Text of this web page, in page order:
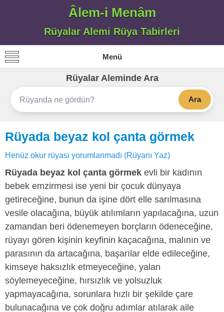
Âlem-i Menâm
Rüyalar Alemi Rüya Tabirleri
Menü
Rüyalar Aleminde Ara
Ara
Rüyada beyaz kol çanta görmek
Henüz okur rüyası yorumlanmadı (Rüyanı Yaz)
Rüyada beyaz kol çanta görmek evli bir kadının
bebek emzirmesi ise yeni bir çocuk dünyaya
getireceğine, bunun da işine dört elle sarılmasına
vesile olacağına, büyük atılımların yapılacağına, uzun
zamandan beri ödenemeyen borçların ödeneceğine,
rüyayı gören kişinin keyfinin kaçacağına, malının ve
parasının da artacağına, başarılar elde edileceğine,
kimseye haksızlık etmeyeceğine, yalan
söylemeyeceğine, hırsızlık ve yolsuzluk
yapmayacağına, sorunlara hızlı bir şekilde çare
bulunacağına ve çok doğru adımlar atılarak aile